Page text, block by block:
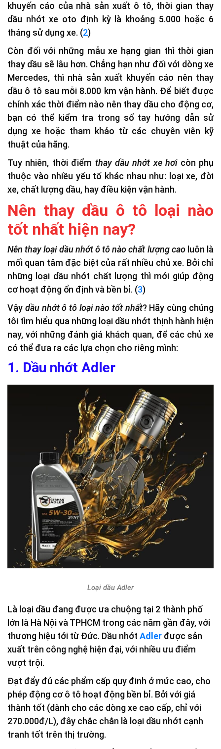
khuyến cáo của nhà sản xuất ô tô, thời gian thay
dầu nhớt xe oto định kỳ là khoảng 5.000 hoặc 6
tháng sử dụng xe. (2)
Còn đối với những mẫu xe hạng gian thì thời gian
thay dầu sẽ lâu hơn. Chẳng hạn như đối với dòng xe
Mercedes, thì nhà sản xuất khuyến cáo nên thay
dầu ô tô sau mỗi 8.000 km vận hành. Để biết được
chính xác thời điểm nào nên thay dầu cho động cơ,
bạn có thể kiểm tra trong sổ tay hướng dẫn sử
dụng xe hoặc tham khảo từ các chuyên viên kỹ
thuật của hãng.
Tuy nhiên, thời điểm thay dầu nhớt xe hơicòn phụ
thuộc vào nhiều yếu tố khác nhau như: loại xe, đời
xe, chất lượng dầu, hay điều kiện vận hành.
Nên thay dầu ô tô loại nào
tốt nhất hiện nay?
Nên thay loại dầu nhớt ô tô nào chất lượng cao luôn là
mối quan tâm đặc biệt của rất nhiều chủ xe. Bởi chỉ
những loại dầu nhớt chất lượng thì mới giúp động
cơ hoạt động ổn định và bền bỉ. (3)
Vậy dầu nhớt ô tô loại nào tốt nhất? Hãy cùng chúng
tôi tìm hiểu qua những loại dầu nhớt thịnh hành hiện
nay, với những đánh giá khách quan, để các chủ xe
có thể đưa ra các lựa chọn cho riêng mình:
1. Dầu nhớt Adler
Loại dầu Adler
Là loại dầu đang được ưa chuộng tại 2 thành phố
lớn là Hà Nội và TPHCM trong các năm gần đây, với
thương hiệu tới từ Đức. Dầu nhớt Adler được sản
xuất trên công nghệ hiện đại, với nhiều ưu điểm
vượt trội.
Đạt đẩy đủ các phẩm cấp quy đinh ở mức cao, cho
phép động cơ ô tô hoạt động bền bỉ. Bởi với giá
thành tốt (dành cho các dòng xe cao cấp, chỉ với
270.000đ/L), đây chắc chắn là loại dầu nhớt cạnh
tranh tốt trên thị trường.